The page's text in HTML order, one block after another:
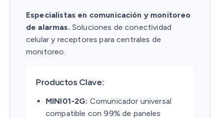
Especialistas en comunicación y monitoreo
de alarmas. Soluciones de conectividad
celular y receptores para centrales de
monitoreo.
Productos Clave:
MINI01-2G: Comunicador universal
compatible con 99% de paneles